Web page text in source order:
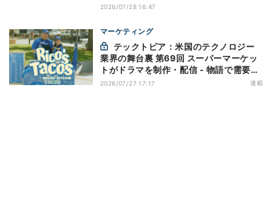
2026/07/28 16:47
マーケティング
業界の舞台裏 第69回 スーパーマーケッ
トがドラマを制作・配信 - 物語で需要を
演出する小売メディア
2026/07/27 17:17 連載